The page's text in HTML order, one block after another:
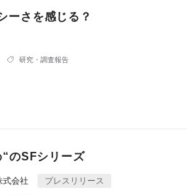
ーさを感じる？
研究・調査報告
のSFシリーズ
式会社 プレスリリース